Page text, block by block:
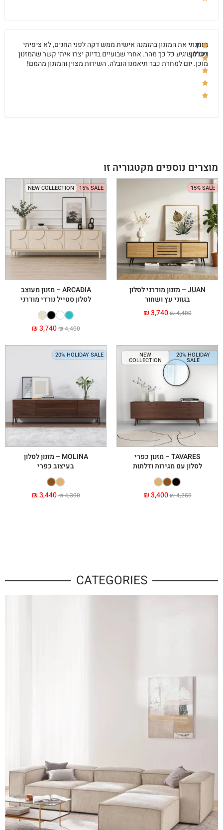
מורן
זיגרמן
הזמנתי את המזנון בהזמנה אישית ממש דקה לפני החגים, לא ציפיתי
בכלל שיגיע כל כך מהר. אחרי שבועיים בדיוק יצרו איתי קשר שהמזנון
מוכן. יום למחרת כבר תיאמנו הובלה. השירות מצוין והמזנון מהמם!
מוצרים נוספים מקטגוריה זו
15% SALE
JUAN – מזנון מודרני לסלון
בגווני עץ ושחור
₪4,400
₪3,740
15% SALE
NEW COLLECTION
ARCADIA – מזנון מעוצב
לסלון סטייל נורדי מודרני
₪4,400
₪3,740
20% HOLIDAY
SALE
NEW
COLLECTION
TAVARES – מזנון כפרי
לסלון עם מגירות ודלתות
₪4,250
₪3,400
20% HOLIDAY SALE
MOLINA – מזנון לסלון
בעיצוב כפרי
₪4,300
₪3,440
CATEGORIES